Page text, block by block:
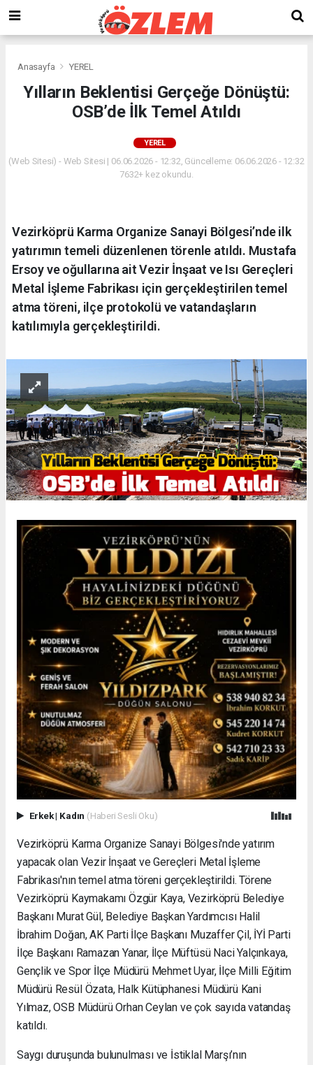
Anasayfa YEREL
Yılların Beklentisi Gerçeğe Dönüştü:
OSB’de İlk Temel Atıldı
YEREL
(Web Sitesi) - Web Sitesi | 06.06.2026 - 12:32, Güncelleme: 06.06.2026 - 12:32
7632+ kez okundu.
Vezirköprü Karma Organize Sanayi Bölgesi’nde ilk
yatırımın temeli düzenlenen törenle atıldı. Mustafa
Ersoy ve oğullarına ait Vezir İnşaat ve Isı Gereçleri
Metal İşleme Fabrikası için gerçekleştirilen temel
atma töreni, ilçe protokolü ve vatandaşların
katılımıyla gerçekleştirildi.
Erkek| Kadın (Haberi Sesli Oku)
Vezirköprü Karma Organize Sanayi Bölgesi'nde yatırım
yapacak olan Vezir İnşaat ve Gereçleri Metal İşleme
Fabrikası'nın temel atma töreni gerçekleştirildi. Törene
Vezirköprü Kaymakamı Özgür Kaya, Vezirköprü Belediye
Başkanı Murat Gül, Belediye Başkan Yardımcısı Halil
İbrahim Doğan, AK Parti İlçe Başkanı Muzaffer Çil, İYİ Parti
İlçe Başkanı Ramazan Yanar, İlçe Müftüsü Naci Yalçınkaya,
Gençlik ve Spor İlçe Müdürü Mehmet Uyar, İlçe Milli Eğitim
Müdürü Resül Özata, Halk Kütüphanesi Müdürü Kani
Yılmaz, OSB Müdürü Orhan Ceylan ve çok sayıda vatandaş
katıldı.
Saygı duruşunda bulunulması ve İstiklal Marşı’nın